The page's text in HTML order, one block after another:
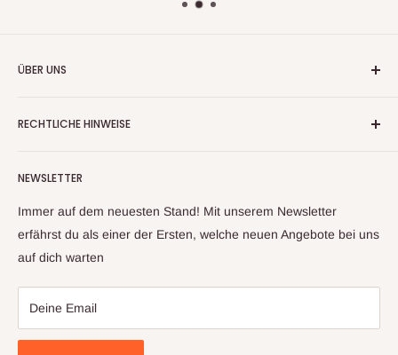
ÜBER UNS
Lieferantennetzwerk, können wir ihnen ein großes Sortiment
an Artikeln anbieten. Sollte sich trotz sorgfältiger Prüfung mal
ein Artikel zu ihnen auf den Weg gemacht haben, welcher
nicht ihren Erwartungen entspricht, kontaktieren sie uns bitte
RECHTLICHE HINWEISE
Impressum
Datenschutzerklärung
Widerrufsbelehrung & Widerrufsformula
Allgemeine Geschäftsbedingungen
NEWSLETTER
Immer auf dem neuesten Stand! Mit unserem Newsletter
erfährst du als einer der Ersten, welche neuen Angebote bei uns
auf dich warten
Deine Email